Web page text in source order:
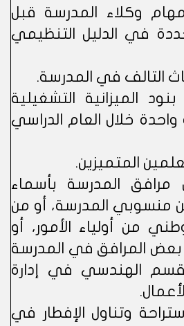
مهام وكلاء المدرسة قبل
في الدليل التنظيمي
بنود الميزانية التشغيلية
خلال العام الدراسي
مرافق المدرسة بأسماء
منسوبي المدرسة، أو من
من أولياء الأمور، أو
المرافق في المدرسة
الهندسي في إدارة
وتناول الإفطار في